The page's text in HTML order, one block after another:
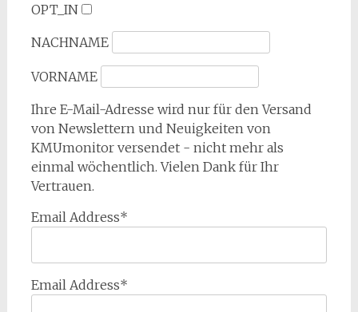
OPT_IN
NACHNAME
VORNAME
Ihre E-Mail-Adresse wird nur für den Versand
von Newslettern und Neuigkeiten von
KMUmonitor versendet - nicht mehr als
einmal wöchentlich. Vielen Dank für Ihr
Vertrauen.
Email Address*
Email Address*